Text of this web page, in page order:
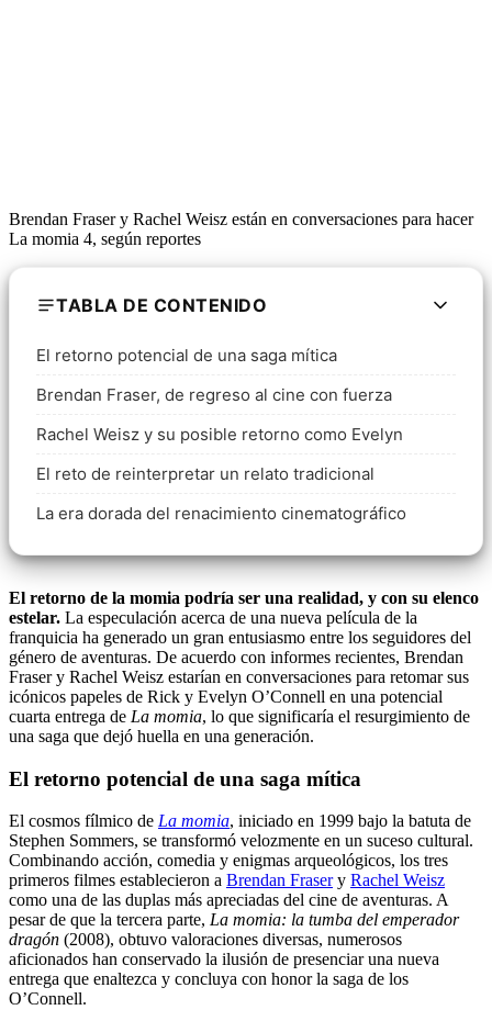
Brendan Fraser y Rachel Weisz están en conversaciones para hacer
La momia 4, según reportes
TABLA DE CONTENIDO
El retorno potencial de una saga mítica
Brendan Fraser, de regreso al cine con fuerza
Rachel Weisz y su posible retorno como Evelyn
El reto de reinterpretar un relato tradicional
La era dorada del renacimiento cinematográfico
El retorno de la momia podría ser una realidad, y con su elenco
estelar. La especulación acerca de una nueva película de la
franquicia ha generado un gran entusiasmo entre los seguidores del
género de aventuras. De acuerdo con informes recientes, Brendan
Fraser y Rachel Weisz estarían en conversaciones para retomar sus
icónicos papeles de Rick y Evelyn O’Connell en una potencial
cuarta entrega de La momia, lo que significaría el resurgimiento de
una saga que dejó huella en una generación.
El retorno potencial de una saga mítica
El cosmos fílmico de La momia, iniciado en 1999 bajo la batuta de
Stephen Sommers, se transformó velozmente en un suceso cultural.
Combinando acción, comedia y enigmas arqueológicos, los tres
primeros filmes establecieron a Brendan Frasery Rachel Weisz
como una de las duplas más apreciadas del cine de aventuras. A
pesar de que la tercera parte, La momia: la tumba del emperador
dragón (2008), obtuvo valoraciones diversas, numerosos
aficionados han conservado la ilusión de presenciar una nueva
entrega que enaltezca y concluya con honor la saga de los
O’Connell.